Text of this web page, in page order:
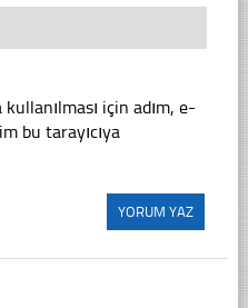
için adım, e-
bu tarayıcıya